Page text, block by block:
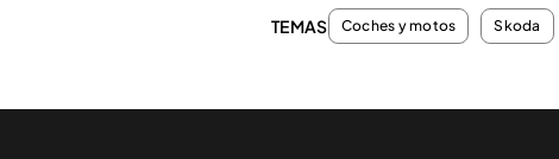
TEMAS Coches y motos Skoda